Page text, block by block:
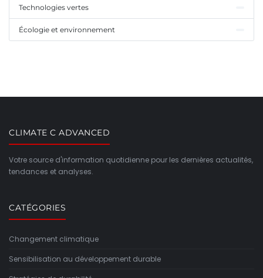
Technologies vertes
Écologie et environnement
CLIMATE C ADVANCED
Votre source d'information quotidienne pour les dernières actualités,
tendances et analyses.
CATÉGORIES
Changement climatique
Sensibilisation au développement durable